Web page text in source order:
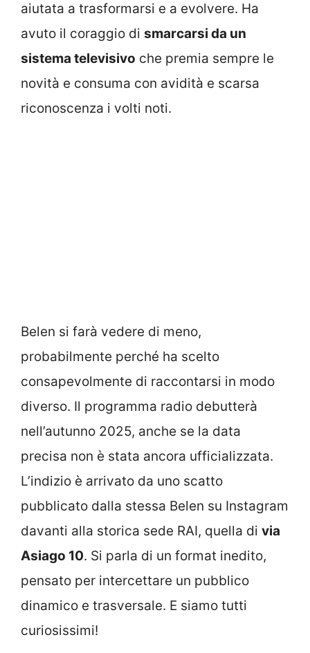
aiutata a trasformarsi e a evolvere. Ha
avuto il coraggio di smarcarsi da un
sistema televisivo che premia sempre le
novità e consuma con avidità e scarsa
riconoscenza i volti noti.
Belen si farà vedere di meno,
probabilmente perché ha scelto
consapevolmente di raccontarsi in modo
diverso. Il programma radio debutterà
nell’autunno 2025, anche se la data
precisa non è stata ancora ufficializzata.
L’indizio è arrivato da uno scatto
pubblicato dalla stessa Belen su Instagram
davanti alla storica sede RAI, quella di via
Asiago 10. Si parla di un format inedito,
pensato per intercettare un pubblico
dinamico e trasversale. E siamo tutti
curiosissimi!